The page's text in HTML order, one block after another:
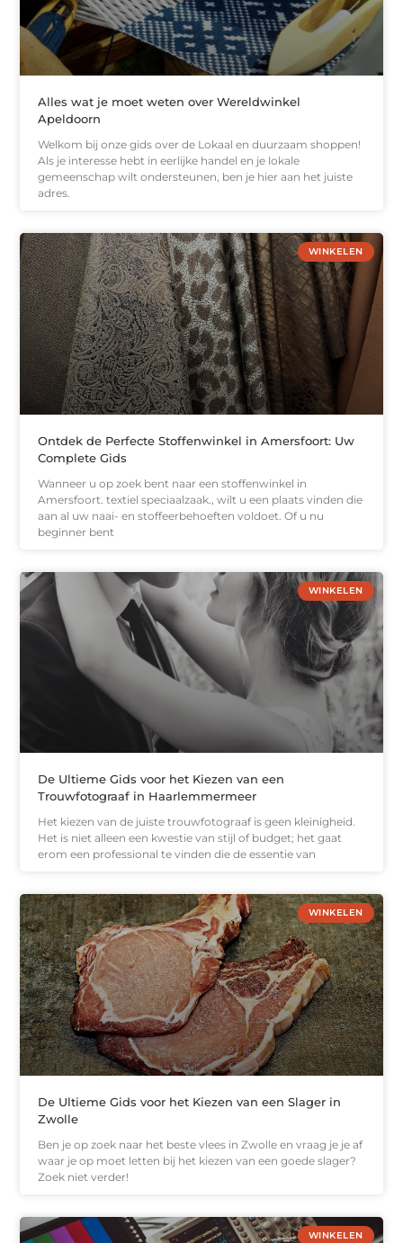
Alles wat je moet weten over Wereldwinkel
Apeldoorn
Welkom bij onze gids over de Lokaal en duurzaam shoppen!
Als je interesse hebt in eerlijke handel en je lokale
gemeenschap wilt ondersteunen, ben je hier aan het juiste
adres.
WINKELEN
Ontdek de Perfecte Stoffenwinkel in Amersfoort: Uw
Complete Gids
Wanneer u op zoek bent naar een stoffenwinkel in
Amersfoort. textiel speciaalzaak., wilt u een plaats vinden die
aan al uw naai- en stoffeerbehoeften voldoet. Of u nu
beginner bent
WINKELEN
De Ultieme Gids voor het Kiezen van een
Trouwfotograaf in Haarlemmermeer
Het kiezen van de juiste trouwfotograaf is geen kleinigheid.
Het is niet alleen een kwestie van stijl of budget; het gaat
erom een professional te vinden die de essentie van
WINKELEN
De Ultieme Gids voor het Kiezen van een Slager in
Zwolle
Ben je op zoek naar het beste vlees in Zwolle en vraag je je af
waar je op moet letten bij het kiezen van een goede slager?
Zoek niet verder!
WINKELEN